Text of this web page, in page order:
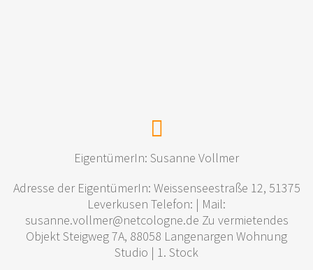
EigentümerIn: Susanne Vollmer
Adresse der EigentümerIn: Weissenseestraße 12, 51375
Leverkusen Telefon: | Mail:
susanne.vollmer@netcologne.de Zu vermietendes
Objekt Steigweg 7A, 88058 Langenargen Wohnung
Studio | 1. Stock